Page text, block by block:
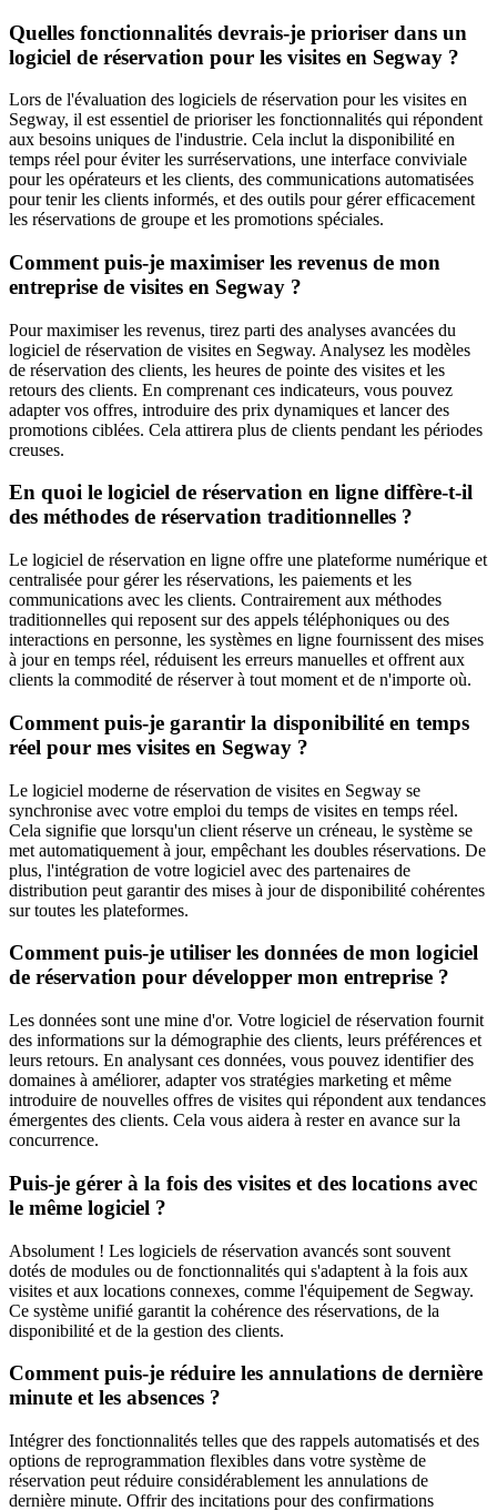
Quelles fonctionnalités devrais-je prioriser dans un
logiciel de réservation pour les visites en Segway ?
Lors de l'évaluation des logiciels de réservation pour les visites en
Segway, il est essentiel de prioriser les fonctionnalités qui répondent
aux besoins uniques de l'industrie. Cela inclut la disponibilité en
temps réel pour éviter les surréservations, une interface conviviale
pour les opérateurs et les clients, des communications automatisées
pour tenir les clients informés, et des outils pour gérer efficacement
les réservations de groupe et les promotions spéciales.
Comment puis-je maximiser les revenus de mon
entreprise de visites en Segway ?
Pour maximiser les revenus, tirez parti des analyses avancées du
logiciel de réservation de visites en Segway. Analysez les modèles
de réservation des clients, les heures de pointe des visites et les
retours des clients. En comprenant ces indicateurs, vous pouvez
adapter vos offres, introduire des prix dynamiques et lancer des
promotions ciblées. Cela attirera plus de clients pendant les périodes
creuses.
En quoi le logiciel de réservation en ligne diffère-t-il
des méthodes de réservation traditionnelles ?
Le logiciel de réservation en ligne offre une plateforme numérique et
centralisée pour gérer les réservations, les paiements et les
communications avec les clients. Contrairement aux méthodes
traditionnelles qui reposent sur des appels téléphoniques ou des
interactions en personne, les systèmes en ligne fournissent des mises
à jour en temps réel, réduisent les erreurs manuelles et offrent aux
clients la commodité de réserver à tout moment et de n'importe où.
Comment puis-je garantir la disponibilité en temps
réel pour mes visites en Segway ?
Le logiciel moderne de réservation de visites en Segway se
synchronise avec votre emploi du temps de visites en temps réel.
Cela signifie que lorsqu'un client réserve un créneau, le système se
met automatiquement à jour, empêchant les doubles réservations. De
plus, l'intégration de votre logiciel avec des partenaires de
distribution peut garantir des mises à jour de disponibilité cohérentes
sur toutes les plateformes.
Comment puis-je utiliser les données de mon logiciel
de réservation pour développer mon entreprise ?
Les données sont une mine d'or. Votre logiciel de réservation fournit
des informations sur la démographie des clients, leurs préférences et
leurs retours. En analysant ces données, vous pouvez identifier des
domaines à améliorer, adapter vos stratégies marketing et même
introduire de nouvelles offres de visites qui répondent aux tendances
émergentes des clients. Cela vous aidera à rester en avance sur la
concurrence.
Puis-je gérer à la fois des visites et des locations avec
le même logiciel ?
Absolument ! Les logiciels de réservation avancés sont souvent
dotés de modules ou de fonctionnalités qui s'adaptent à la fois aux
visites et aux locations connexes, comme l'équipement de Segway.
Ce système unifié garantit la cohérence des réservations, de la
disponibilité et de la gestion des clients.
Comment puis-je réduire les annulations de dernière
minute et les absences ?
Intégrer des fonctionnalités telles que des rappels automatisés et des
options de reprogrammation flexibles dans votre système de
réservation peut réduire considérablement les annulations de
dernière minute. Offrir des incitations pour des confirmations